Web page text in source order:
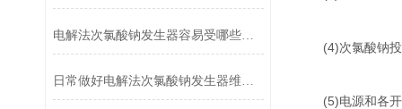
(4)次氯酸钠投
(5)电源和各开
电解法次氯酸钠发生器容易受哪些因素影响
日常做好电解法次氯酸钠发生器维护保养很重要